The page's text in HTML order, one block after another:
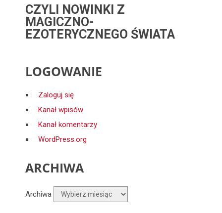
CZYLI NOWINKI Z
MAGICZNO-
EZOTERYCZNEGO ŚWIATA
LOGOWANIE
Zaloguj się
Kanał wpisów
Kanał komentarzy
WordPress.org
ARCHIWA
Archiwa